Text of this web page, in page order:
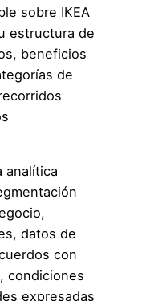
sobre IKEA
estructura de
beneficios
de
analítica
datos de
con
condiciones
expresadas